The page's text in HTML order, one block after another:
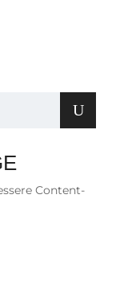
Content-